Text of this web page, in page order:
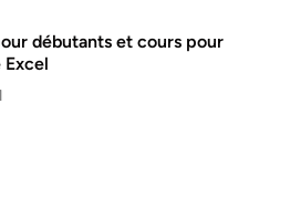
débutants et cours pour